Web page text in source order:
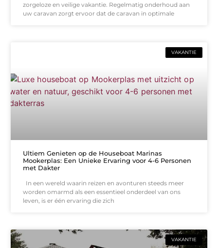
zorgeloze en veilige vakantie. Regelmatig onderhoud aan
uw caravan zorgt ervoor dat de caravan in optimale
VAKANTIE
Ultiem Genieten op de Houseboat Marinas
Mookerplas: Een Unieke Ervaring voor 4-6 Personen
met Dakter
In een wereld waarin reizen en avonturen steeds meer
worden omarmd als een essentieel onderdeel van ons
leven, is er één ervaring die zich
VAKANTIE